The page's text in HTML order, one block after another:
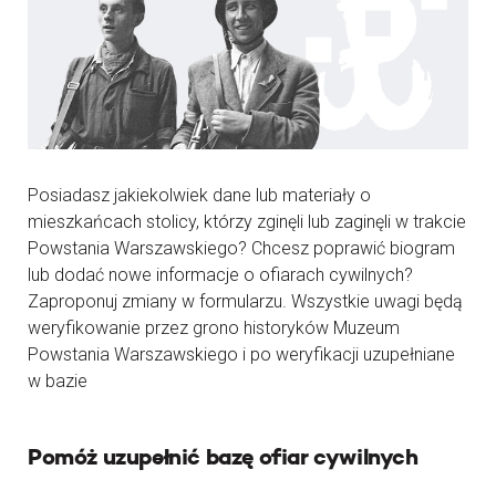
Posiadasz jakiekolwiek dane lub materiały o
mieszkańcach stolicy, którzy zginęli lub zaginęli w trakcie
Powstania Warszawskiego? Chcesz poprawić biogram
lub dodać nowe informacje o ofiarach cywilnych?
Zaproponuj zmiany w formularzu. Wszystkie uwagi będą
weryfikowanie przez grono historyków Muzeum
Powstania Warszawskiego i po weryfikacji uzupełniane
w bazie
Pomóż uzupełnić bazę ofiar cywilnych